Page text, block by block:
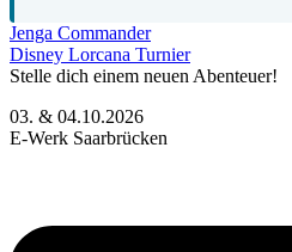
Jenga Commander
Disney Lorcana Turnier
Stelle dich einem neuen Abenteuer!
03. & 04.10.2026
E-Werk Saarbrücken